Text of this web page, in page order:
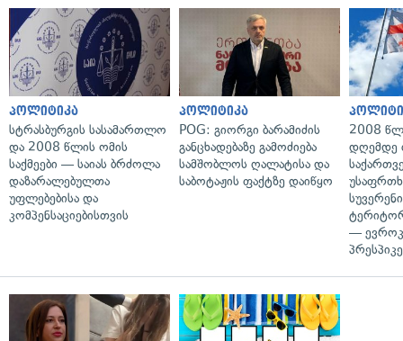
პოლიტიკა
სტრასბურგის სასამართლო
და 2008 წლის ომის
საქმეები — საიას ბრძოლა
დაზარალებულთა
უფლებებისა და
კომპენსაციებისთვის
პოლიტიკა
POG: გიორგი ბარამიძის
განცხადებაზე გამოძიება
სამშობლოს ღალატისა და
საბოტაჟის ფაქტზე დაიწყო
2008
დღემდე
—